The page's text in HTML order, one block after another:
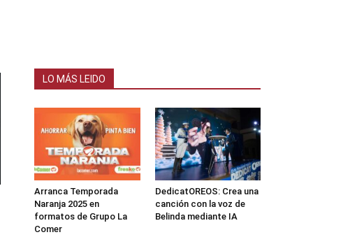
LO MÁS LEIDO
Arranca Temporada
Naranja 2025 en
formatos de Grupo La
Comer
DedicatOREOS: Crea una
canción con la voz de
Belinda mediante IA